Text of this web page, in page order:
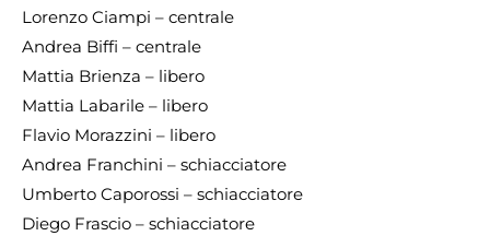
Lorenzo Ciampi – centrale
Andrea Biffi – centrale
Mattia Brienza – libero
Mattia Labarile – libero
Flavio Morazzini – libero
Andrea Franchini – schiacciatore
Umberto Caporossi – schiacciatore
Diego Frascio – schiacciatore